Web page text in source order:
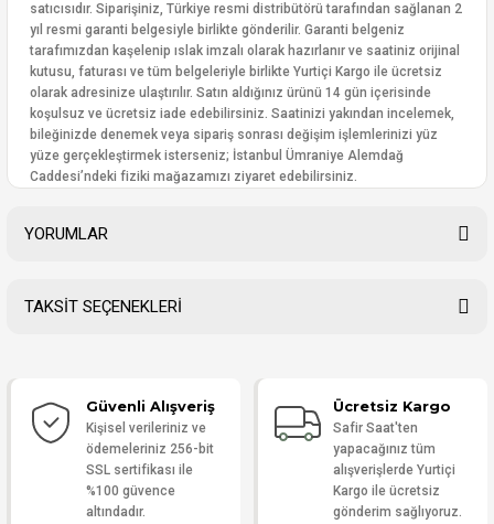
satıcısıdır. Siparişiniz, Türkiye resmi distribütörü tarafından sağlanan 2
yıl resmi garanti belgesiyle birlikte gönderilir. Garanti belgeniz
tarafımızdan kaşelenip ıslak imzalı olarak hazırlanır ve saatiniz orijinal
kutusu, faturası ve tüm belgeleriyle birlikte Yurtiçi Kargo ile ücretsiz
olarak adresinize ulaştırılır. Satın aldığınız ürünü 14 gün içerisinde
koşulsuz ve ücretsiz iade edebilirsiniz. Saatinizi yakından incelemek,
bileğinizde denemek veya sipariş sonrası değişim işlemlerinizi yüz
yüze gerçekleştirmek isterseniz; İstanbul Ümraniye Alemdağ
Caddesi’ndeki fiziki mağazamızı ziyaret edebilirsiniz.
YORUMLAR
Yorum Yaz
TAKSİT SEÇENEKLERİ
Güvenli Alışveriş
Kişisel verileriniz ve
ödemeleriniz 256-bit
SSL sertifikası ile
%100 güvence
altındadır.
Ücretsiz Kargo
Safir Saat'ten
yapacağınız tüm
alışverişlerde Yurtiçi
Kargo ile ücretsiz
gönderim sağlıyoruz.